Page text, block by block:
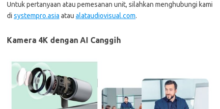
Untuk pertanyaan atau pemesanan unit, silahkan menghubungi kami
di systempro.asia atau alataudiovisual.com.
Kamera 4K dengan AI Canggih